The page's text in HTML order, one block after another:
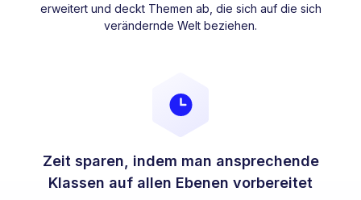
erweitert und deckt Themen ab, die sich auf die sich
verändernde Welt beziehen.
Zeit sparen, indem man ansprechende
Klassen auf allen Ebenen vorbereitet